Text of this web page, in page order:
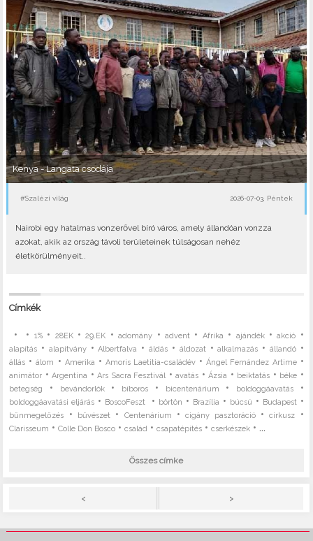
Kenya - Langata csodája
#Szalézi világ 2026-07-03, Péntek
Nairobi egy hatalmas vonzerővel bíró város, amely állandóan vonzza
azokat, akik az ország távoli területeinek túlságosan nehéz
életkörülményeit..
Címkék
• • 1%• 28EK•29.EK •adomány •advent • Afrika • ajándék•akció •
alapítás • alapítvány•Albertfalva •áldás • áldozat •alkalmazás • állandó•
állás •álom • Amerika • Amoris Laetitia-családév •Ángel Fernández Artime•
animátor •Argentína •Ars Sacra Fesztivál •avatás •Ázsia • beiktatás • béke •
betegség • bevándorlók• bíboros • bicentenárium • boldoggáavatás•
boldoggáavatási eljárás • BoscoFeszt • börtön • Brazília • búcsú • Budapest •
bűnmegelőzés • bűvészet • Centenárium •cigány pasztoráció•cirkusz •
Clarisseum •Colle Don Bosco •család •csapatépítés •cserkészek • ...
Összes címke
< >